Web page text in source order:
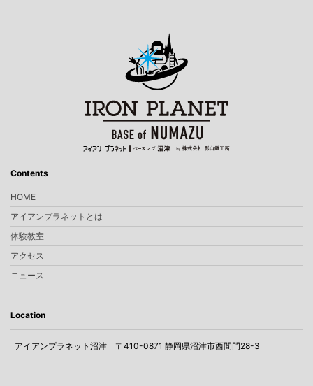
Contents
HOME
アイアンプラネットとは
体験教室
アクセス
ニュース
Location
アイアンプラネット沼津 〒410-0871 静岡県沼津市西間門28-3